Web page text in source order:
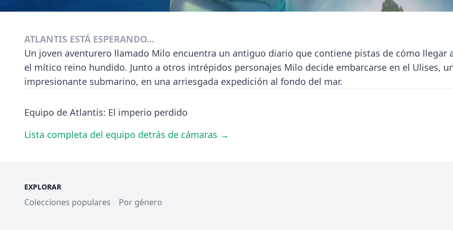
ATLANTIS ESTÁ ESPERANDO...
Un joven aventurero llamado Milo encuentra un antiguo diario que contiene pistas de cómo llegar
el mítico reino hundido. Junto a otros intrépidos personajes Milo decide embarcarse en el Ulises,
impresionante submarino, en una arriesgada expedición al fondo del mar.
Equipo de Atlantis: El imperio perdido
Lista completa del equipo detrás de cámaras →
EXPLORAR
Colecciones populares Por género